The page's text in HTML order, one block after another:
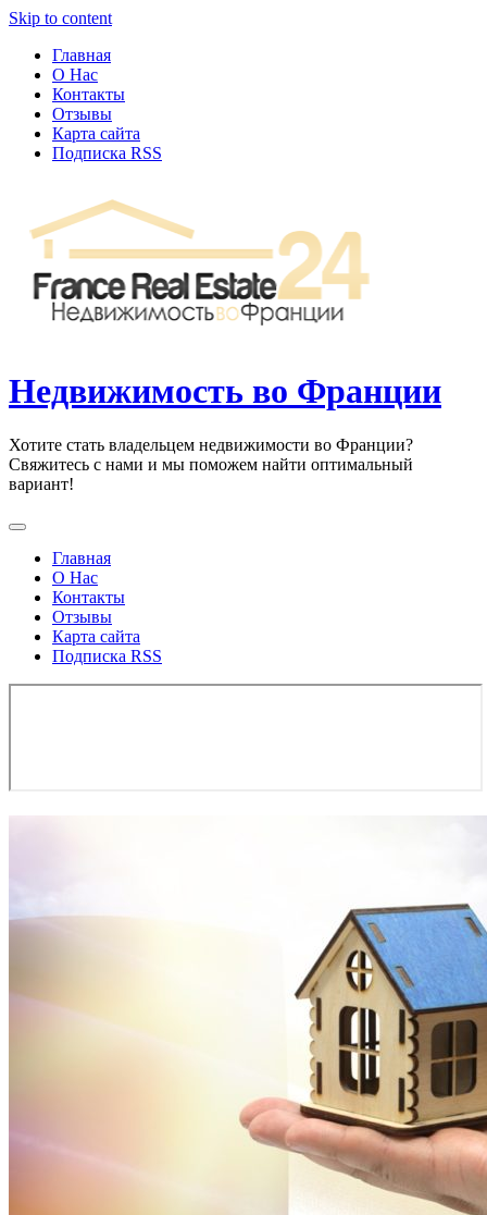
Skip to content
Главная
О Нас
Контакты
Отзывы
Карта сайта
Подписка RSS
Недвижимость во Франции
Хотите стать владельцем недвижимости во Франции?
Свяжитесь с нами и мы поможем найти оптимальный
вариант!
Главная
О Нас
Контакты
Отзывы
Карта сайта
Подписка RSS